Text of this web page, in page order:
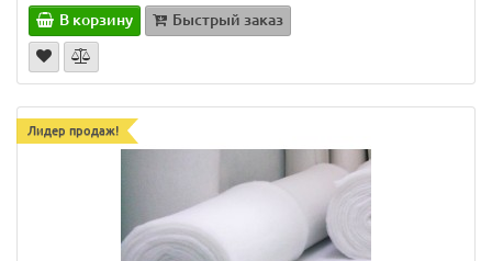
В корзину Быстрый заказ
Лидер продаж!